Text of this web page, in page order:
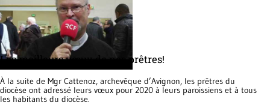
Les meilleurs vœux de nos prêtres!
À la suite de Mgr Cattenoz, archevêque d’Avignon, les prêtres du
diocèse ont adressé leurs vœux pour 2020 à leurs paroissiens et à tous
les habitants du diocèse.